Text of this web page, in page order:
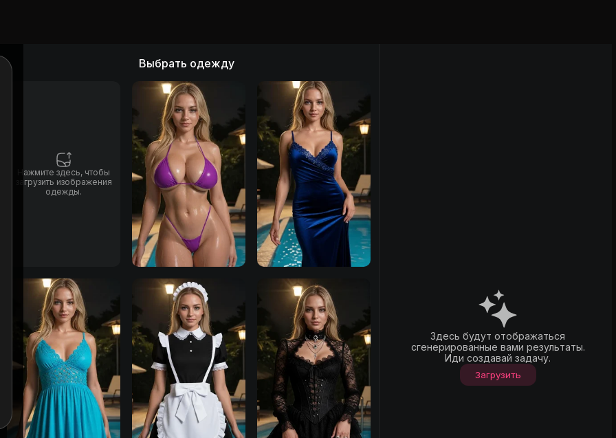
Выбрать одежду
Нажмите здесь, чтобы
загрузить изображения
одежды.
Здесь будут отображаться
сгенерированные вами результаты.
Иди создавай задачу.
Загрузить